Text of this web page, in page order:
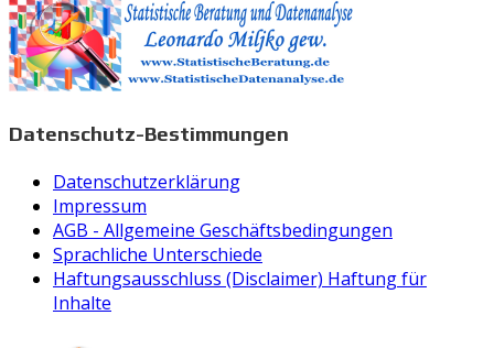
Datenschutz-Bestimmungen
Datenschutzerklärung
Impressum
AGB - Allgemeine Geschäftsbedingungen
Sprachliche Unterschiede
Haftungsausschluss (Disclaimer) Haftung für
Inhalte